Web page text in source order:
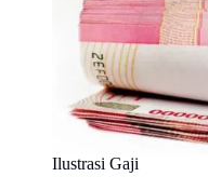
Ilustrasi Gaji